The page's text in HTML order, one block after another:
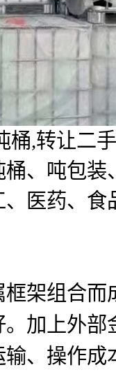
桶,转让二
、吨包
医药、
架组合
加上外
、操作